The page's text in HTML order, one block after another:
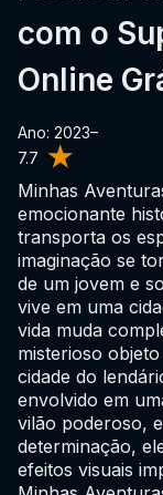
7.7
com o
Online
Ano: 2023–
Minhas
emocionante
transporta os
imaginação se
de um jovem e
vive em uma
vida muda
misterioso
cidade do
envolvido em
vilão poderoso,
determinação,
efeitos visuais